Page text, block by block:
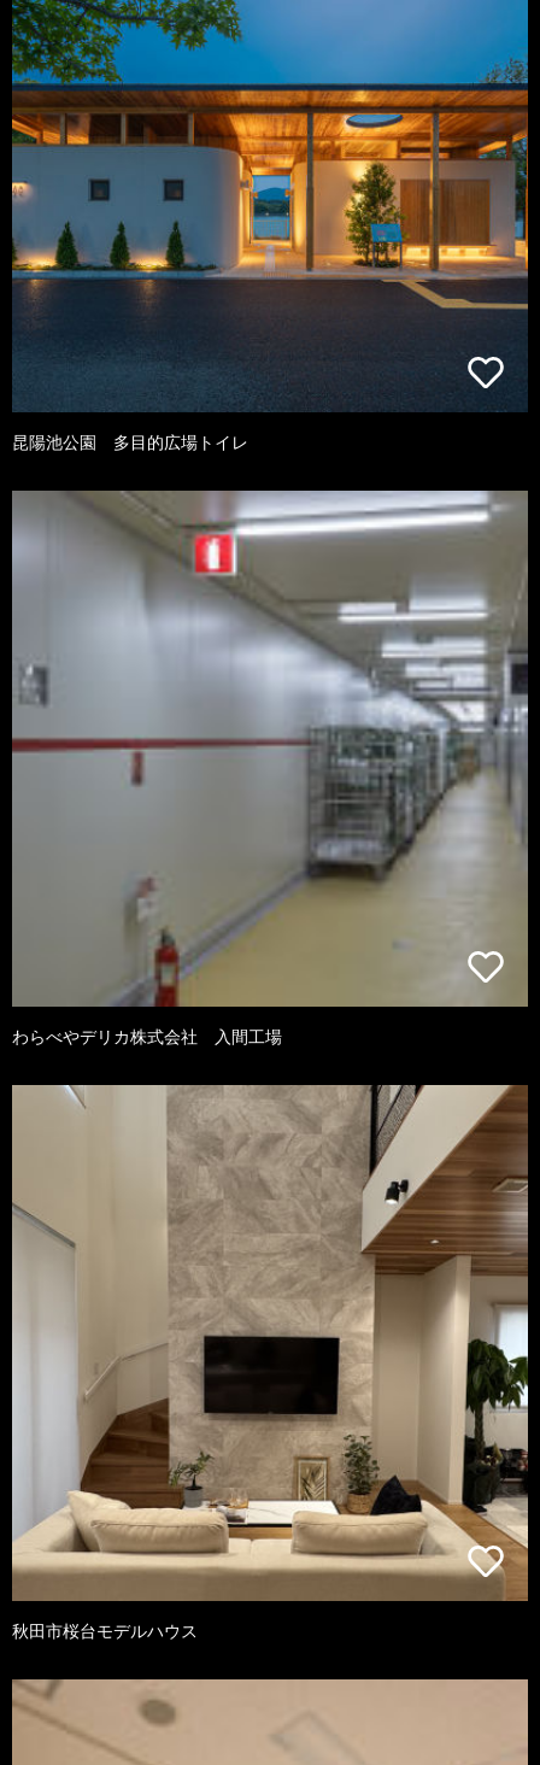
昆陽池公園 多目的広場トイレ
わらべやデリカ株式会社 入間工場
秋田市桜台モデルハウス